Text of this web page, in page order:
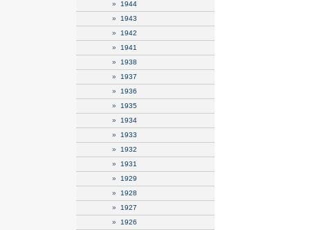
» 1944
» 1943
» 1942
» 1941
» 1938
» 1937
» 1936
» 1935
» 1934
» 1933
» 1932
» 1931
» 1929
» 1928
» 1927
» 1926